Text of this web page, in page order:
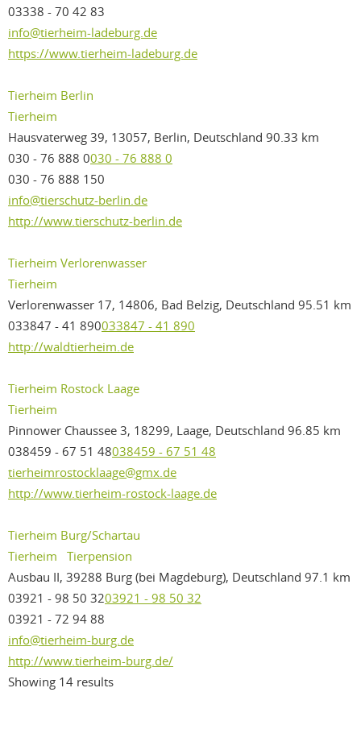
03338 - 70 42 83
info@tierheim-ladeburg.de
https://www.tierheim-ladeburg.de
Tierheim Berlin
Tierheim
Hausvaterweg 39, 13057, Berlin, Deutschland 90.33 km
030 - 76 888 0030 - 76 888 0
030 - 76 888 150
info@tierschutz-berlin.de
http://www.tierschutz-berlin.de
Tierheim Verlorenwasser
Tierheim
Verlorenwasser 17, 14806, Bad Belzig, Deutschland 95.51 km
033847 - 41 890033847 - 41 890
http://waldtierheim.de
Tierheim Rostock Laage
Tierheim
Pinnower Chaussee 3, 18299, Laage, Deutschland 96.85 km
038459 - 67 51 48038459 - 67 51 48
tierheimrostocklaage@gmx.de
http://www.tierheim-rostock-laage.de
Tierheim Burg/Schartau
Tierheim
Tierpension
Ausbau II, 39288 Burg (bei Magdeburg), Deutschland 97.1 km
03921 - 98 50 3203921 - 98 50 32
03921 - 72 94 88
info@tierheim-burg.de
http://www.tierheim-burg.de/
Showing 14 results